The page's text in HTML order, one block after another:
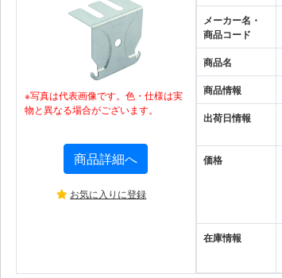
※写真は代表画像です。色・仕様は実
物と異なる場合がございます。
商品詳細へ
お気に入りに登録
メーカー名・
商品コード
商品名
商品情報
出荷日情報
価格
在庫情報